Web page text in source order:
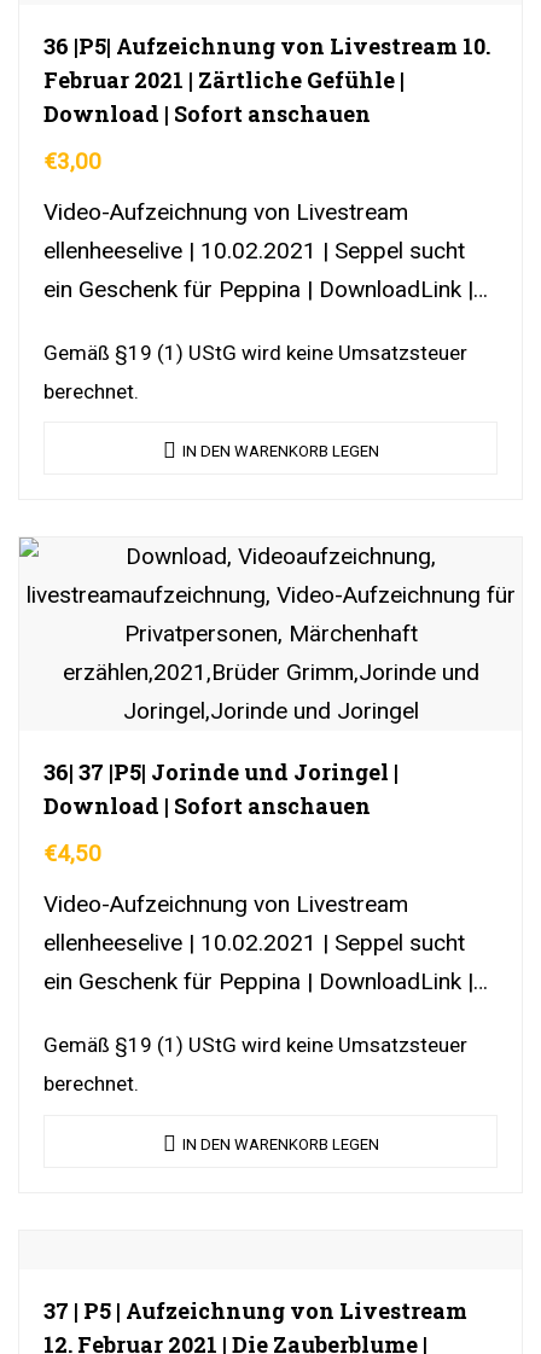
36 |P5| Aufzeichnung von Livestream 10.
Februar 2021 | Zärtliche Gefühle |
Download | Sofort anschauen
€3,00
Video-Aufzeichnung von Livestream
ellenheeselive | 10.02.2021 | Seppel sucht
ein Geschenk für Peppina | DownloadLink |
Gemäß §19 (1) UStG wird keine Umsatzsteuer
berechnet.
IN DEN WARENKORB LEGEN
36| 37 |P5| Jorinde und Joringel |
Download | Sofort anschauen
€4,50
Video-Aufzeichnung von Livestream
ellenheeselive | 10.02.2021 | Seppel sucht
ein Geschenk für Peppina | DownloadLink |
Gemäß §19 (1) UStG wird keine Umsatzsteuer
berechnet.
IN DEN WARENKORB LEGEN
37 | P5 | Aufzeichnung von Livestream
12. Februar 2021 | Die Zauberblume |